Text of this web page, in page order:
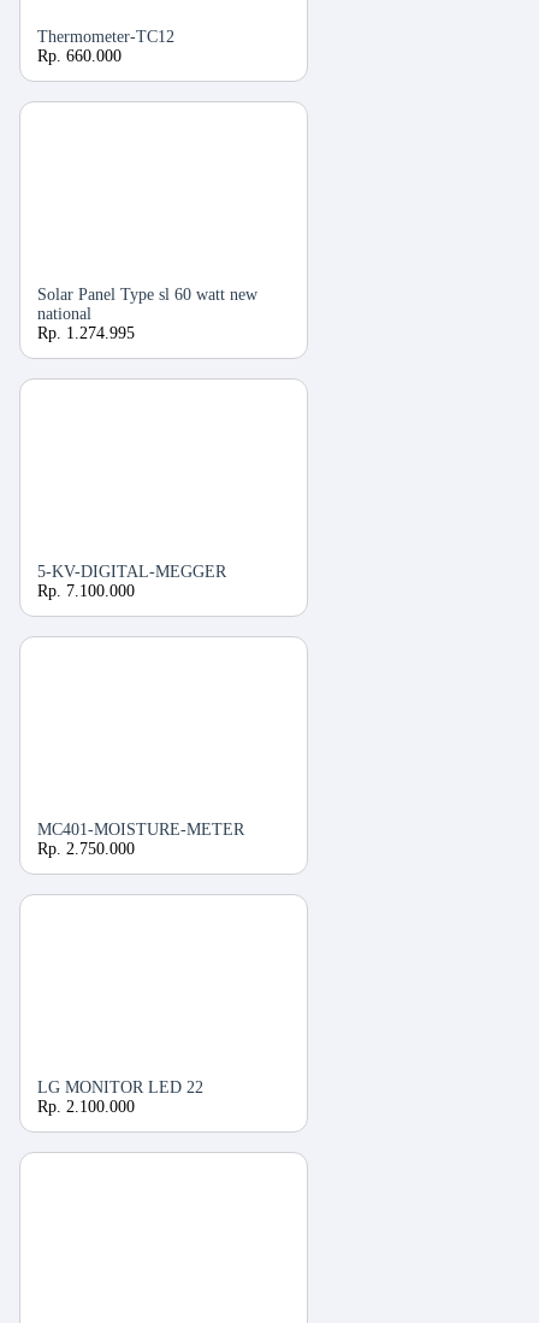
Thermometer-TC12
Rp. 660.000
Solar Panel Type sl 60 watt new
national
Rp. 1.274.995
5-KV-DIGITAL-MEGGER
Rp. 7.100.000
MC401-MOISTURE-METER
Rp. 2.750.000
LG MONITOR LED 22
Rp. 2.100.000